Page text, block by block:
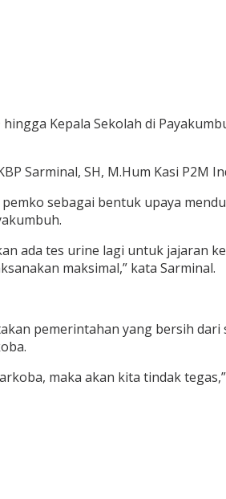
Kepala Sekolah di
Sarminal, SH, M.Hum Kasi P2M
sebagai bentuk upaya
ada tes urine lagi untuk jajaran
maksimal,” kata Sarminal.
pemerintahan yang bersih dari
maka akan kita tindak